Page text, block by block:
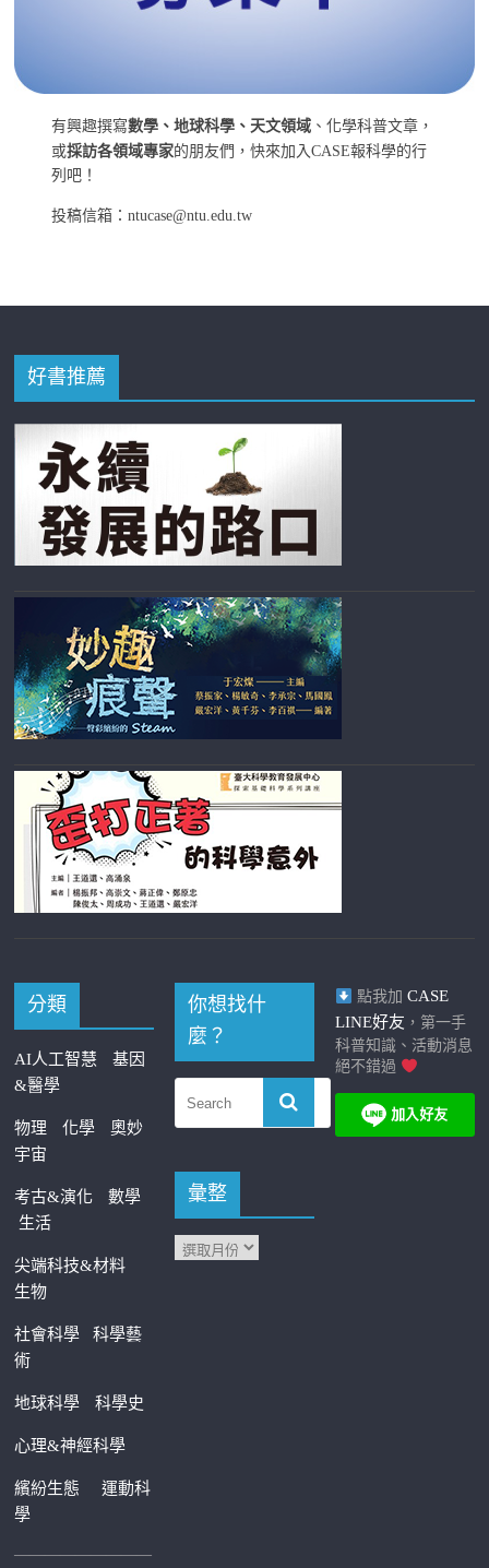
有興趣撰寫數學、地球科學、天文領域 、化學科普文章，
或採訪各領域專家的朋友們，快來加入CASE報科學的行
列吧！
投稿信箱：ntucase@ntu.edu.tw
好書推薦
分類
AI人工智慧
基因
&醫學
物理 化學
奧妙
宇宙
考古&演化
數學
生活
尖端科技&材料
生物
社會科學科學藝
術
地球科學 科學史
心理&神經科學
繽紛生態運動科
學
—————————
你想找什
麼？
彙整
點我加 CASE
LINE好友 ，第一手
科普知識、活動消息
絕不錯過